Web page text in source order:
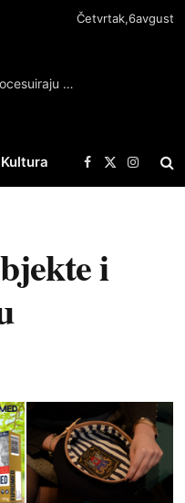
Četvrtak,6avgust
FDU osudio napad na Filipovića, traži da se što pre procesuiraju počinioci napada
Kultura Facebook
X
(Twitter)
Instagram
i